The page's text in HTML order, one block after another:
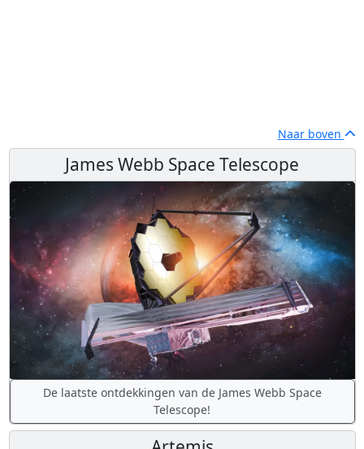
Naar boven
James Webb Space Telescope
De laatste ontdekkingen van de James Webb Space
Telescope!